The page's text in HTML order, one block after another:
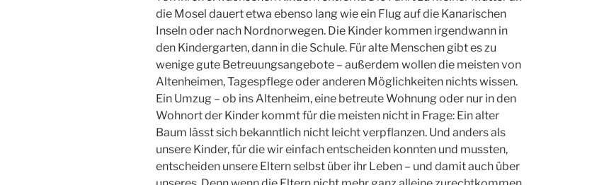
die Mosel dauert etwa ebenso lang wie ein Flug auf die Kanarischen
Inseln oder nach Nordnorwegen. Die Kinder kommen irgendwann in
den Kindergarten, dann in die Schule. Für alte Menschen gibt es zu
wenige gute Betreuungsangebote – außerdem wollen die meisten von
Altenheimen, Tagespflege oder anderen Möglichkeiten nichts wissen.
Ein Umzug – ob ins Altenheim, eine betreute Wohnung oder nur in den
Wohnort der Kinder kommt für die meisten nicht in Frage: Ein alter
Baum lässt sich bekanntlich nicht leicht verpflanzen. Und anders als
unsere Kinder, für die wir einfach entscheiden konnten und mussten,
entscheiden unsere Eltern selbst über ihr Leben – und damit auch über